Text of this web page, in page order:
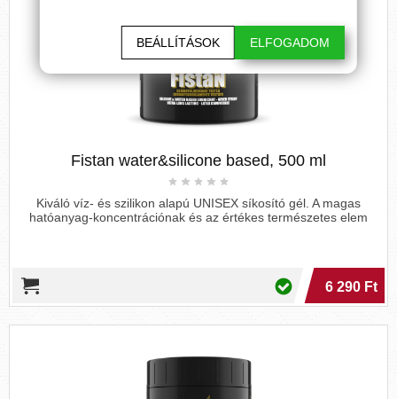
Fistan water&silicone based, 500 ml
Kiváló víz- és szilikon alapú UNISEX síkosító gél. A magas
hatóanyag-koncentrációnak és az értékes természetes elem
6 290 Ft
BEÁLLÍTÁSOK ELFOGADOM